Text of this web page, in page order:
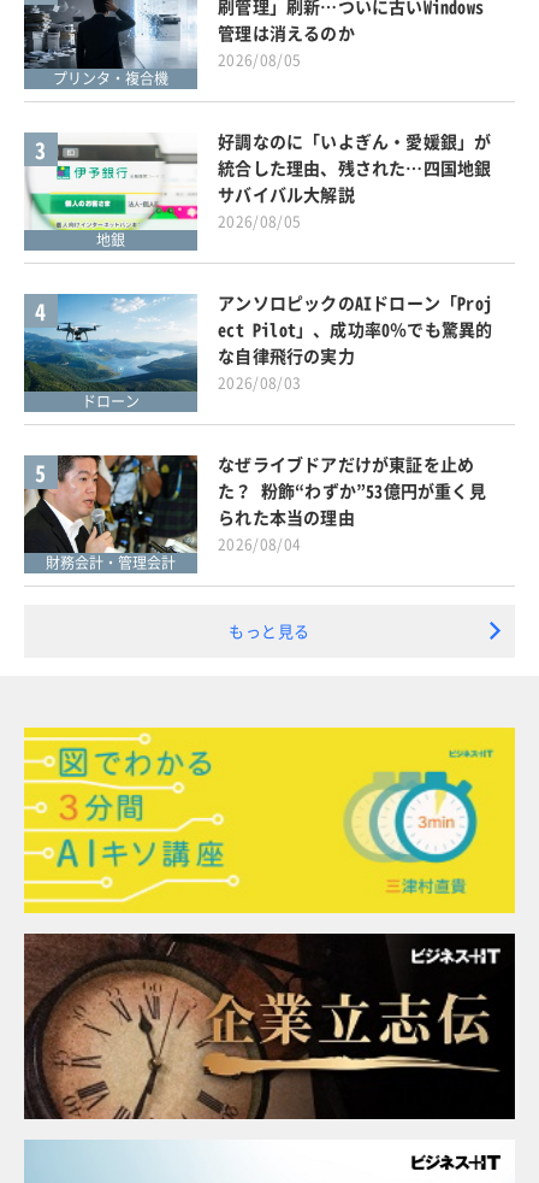
プリンタ・複合機
刷管理」刷新…ついに古いWindows
管理は消えるのか
2026/08/05
3
地銀
好調なのに「いよぎん・愛媛銀」が
統合した理由、残された…四国地銀
サバイバル大解説
2026/08/05
4
ドローン
アンソロピックのAIドローン「Proj
ect Pilot」、成功率0％でも驚異的
な自律飛行の実力
2026/08/03
5
財務会計・管理会計
なぜライブドアだけが東証を止め
た？ 粉飾“わずか”53億円が重く見
られた本当の理由
2026/08/04
もっと見る